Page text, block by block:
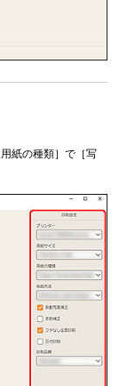
用紙の種類］で［写